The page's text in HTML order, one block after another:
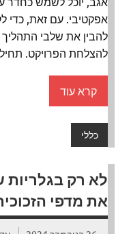
אפקטיבי. עם זאת, כדי
להבין את שלבי
להצלחת הפרויקט.
קרא עוד
כללי
לא רק
את מדפי